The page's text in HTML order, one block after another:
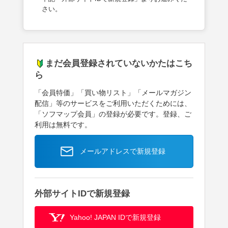
さい。
まだ会員登録されていないかたはこち
ら
「会員特価」「買い物リスト」「メールマガジン
配信」等のサービスをご利用いただくためには、
「ソフマップ会員」の登録が必要です。登録、ご
利用は無料です。
メールアドレスで新規登録
外部サイトIDで新規登録
Yahoo! JAPAN IDで新規登録